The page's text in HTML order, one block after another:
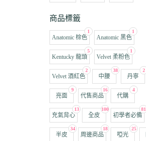
商品標籤
1
Anatomic 棕色
1
Anatomic 黑色
5
Kentucky 龍頭
1
Velvet 柔粉色
2
Velvet 酒紅色
38
中腰
2
丹寧
9
亮面
16
代售商品
4
代購
13
充氣背心
100
全皮
81
初學者必備
34
半皮
18
周邊商品
25
啞光